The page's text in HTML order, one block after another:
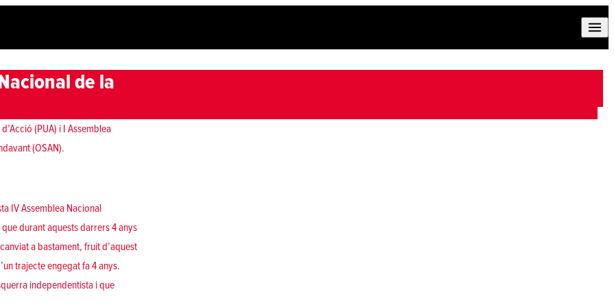
de la
(PUA) i I Assemblea
(OSAN).
IV Assemblea Nacional
durant aquests darrers 4 anys
a bastament, fruit d’aquest
trajecte engegat fa 4 anys.
independentista i que